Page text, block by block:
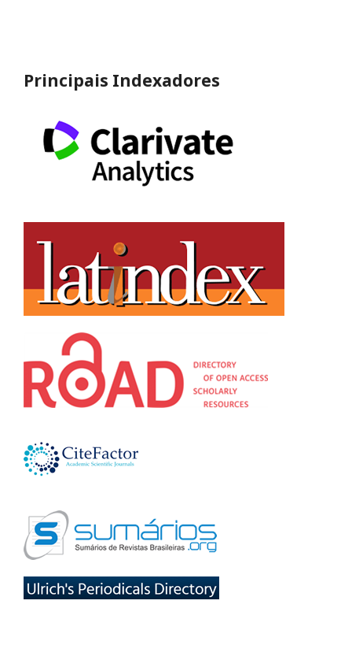
Principais Indexadores